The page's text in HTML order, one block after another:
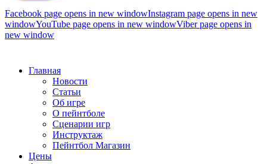
Facebook page opens in new windowInstagram page opens in new
windowYouTube page opens in new windowViber page opens in
new window
Главная
Новости
Статьи
Об игре
О пейнтболе
Сценарии игр
Инструктаж
Пейнтбол Магазин
Цены